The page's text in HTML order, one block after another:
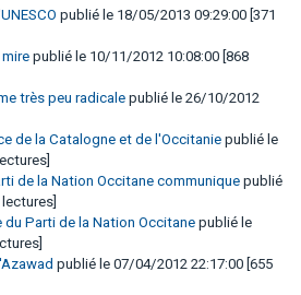
publié le 18/05/2013 09:29:00 [371
publié le 10/11/2012 10:08:00 [868
très peu radicale publié le 26/10/2012
de la Catalogne et de l'Occitanie publié le
de la Nation Occitane communique publié
Parti de la Nation Occitane publié le
publié le 07/04/2012 22:17:00 [655